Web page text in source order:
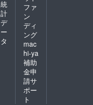
統
計
デ
ー
タ
ファ
ン
ディ
ング
mac
hi-ya
補助
金申
請サ
ポー
ト